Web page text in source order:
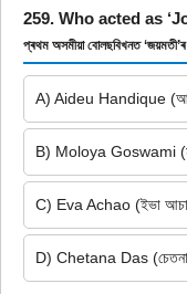
259. Who acted as
প্ৰথম অসমীয়া বোলছবিখনত
A) Aideu Handique
B) Moloya Goswami
C) Eva Achao (ইভা
D) Chetana Das (চেতনা